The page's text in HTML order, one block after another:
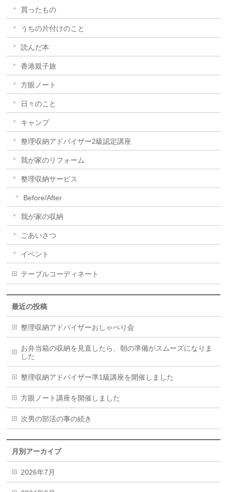
買ったもの
うちの片付けのこと
読んだ本
香港親子旅
方眼ノート
日々のこと
キャンプ
整理収納アドバイザー2級認定講座
我が家のリフォーム
整理収納サービス
Before/After
我が家の収納
ごあいさつ
イベント
テーブルコーディネート
最近の投稿
整理収納アドバイザーおしゃべり会
お弁当箱の収納を見直したら、朝の準備がスムーズになりま
した
整理収納アドバイザー準1級講座を開催しました
方眼ノート講座を開催しました
次男の部活の事の続き
月別アーカイブ
2026年7月